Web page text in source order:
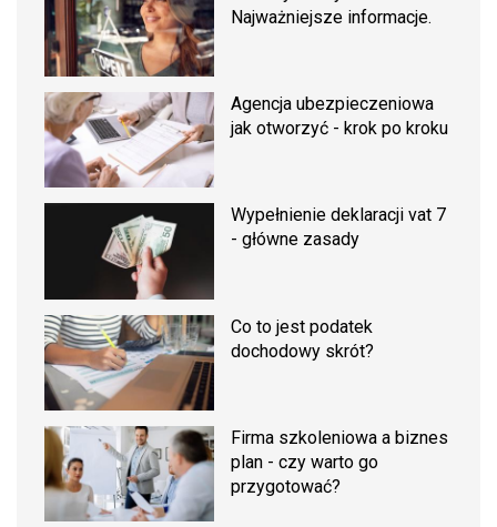
Najważniejsze informacje.
Agencja ubezpieczeniowa
jak otworzyć - krok po kroku
Wypełnienie deklaracji vat 7
- główne zasady
Co to jest podatek
dochodowy skrót?
Firma szkoleniowa a biznes
plan - czy warto go
przygotować?